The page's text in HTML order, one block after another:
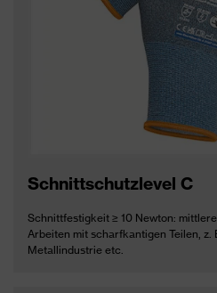
Schnittschutzlevel C
Schnittfestigkeit ≥ 10 Newton:
Arbeiten mit scharfkantigen Teilen, z.
Metallindustrie etc.